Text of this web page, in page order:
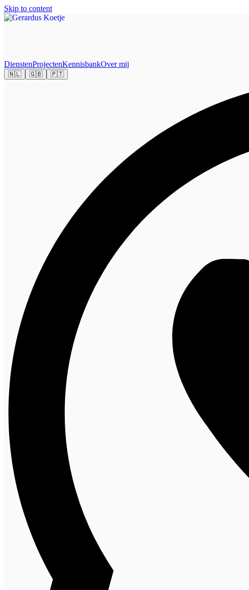
Skip to content
DienstenProjectenKennisbankOver mij
🇳🇱 🇬🇧 🇵🇹